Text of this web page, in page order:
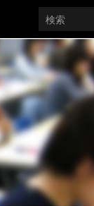
Search for: